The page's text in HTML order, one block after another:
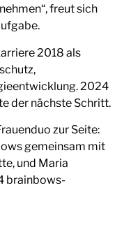
freut sich
2018 als
2024
der nächste Schritt.
zur Seite:
gemeinsam mit
und Maria
brainbows-